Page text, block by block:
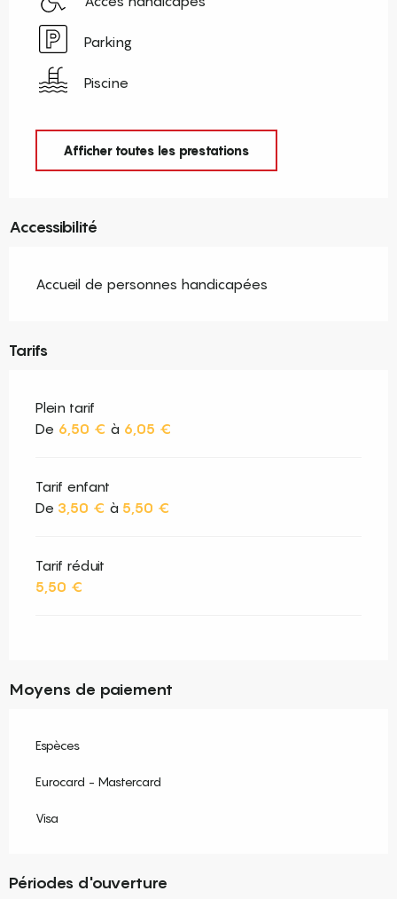
Parking
Piscine
Afficher toutes les prestations
Accessibilité
Accueil de personnes handicapées
Tarifs
Plein tarif
De 6,50 € à 6,05 €
Tarif enfant
De 3,50 € à 5,50 €
Tarif réduit
5,50 €
Moyens de paiement
Espèces
Eurocard - Mastercard
Visa
Périodes d'ouverture